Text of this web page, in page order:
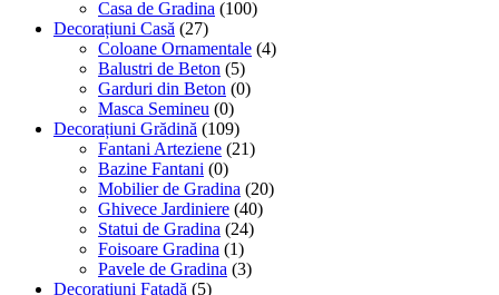
Casa de Gradina (100)
Decorațiuni Casă (27)
Coloane Ornamentale (4)
Balustri de Beton (5)
Garduri din Beton (0)
Masca Semineu (0)
Decorațiuni Grădină (109)
Fantani Arteziene (21)
Bazine Fantani (0)
Mobilier de Gradina (20)
Ghivece Jardiniere (40)
Statui de Gradina (24)
Foisoare Gradina (1)
Pavele de Gradina (3)
Decorațiuni Fațadă (5)